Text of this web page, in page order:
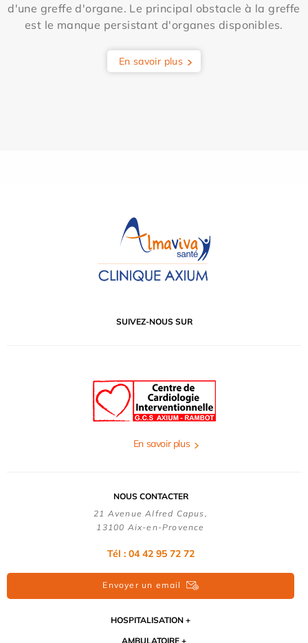
d'une greffe d'organe. Le principal obstacle à la greffe
est le manque persistant d'organes disponibles.
En savoir plus
SUIVEZ-NOUS SUR
En savoir plus
NOUS CONTACTER
21 Avenue Alfred Capus,
13100 Aix-en-Provence
Tél : 04 42 95 72 72
Envoyer un email
HOSPITALISATION
AMBULATOIRE